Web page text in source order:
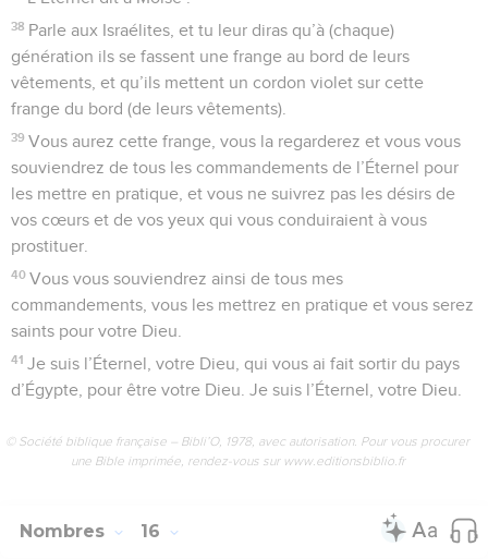
38 Parle aux Israélites, et tu leur diras qu’à (chaque)
génération ils se fassent une frange au bord de leurs
vêtements, et qu’ils mettent un cordon violet sur cette
frange du bord (de leurs vêtements).
39 Vous aurez cette frange, vous la regarderez et vous vous
souviendrez de tous les commandements de l’Éternel pour
les mettre en pratique, et vous ne suivrez pas les désirs de
vos cœurs et de vos yeux qui vous conduiraient à vous
prostituer.
40 Vous vous souviendrez ainsi de tous mes
commandements, vous les mettrez en pratique et vous serez
saints pour votre Dieu.
41 Je suis l’Éternel, votre Dieu, qui vous ai fait sortir du pays
d’Égypte, pour être votre Dieu. Je suis l’Éternel, votre Dieu.
© Société biblique française – Bibli’O, 1978, avec autorisation. Pour vous procurer
une Bible imprimée, rendez-vous sur www.editionsbiblio.fr
Nombres 16